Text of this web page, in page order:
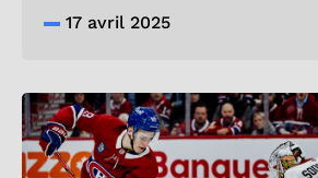
17 avril 2025